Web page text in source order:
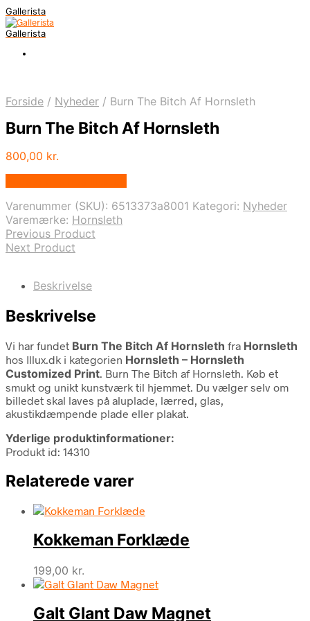
Gallerista
Gallerista
Forside / Nyheder / Burn The Bitch Af Hornsleth
Burn The Bitch Af Hornsleth
800,00 kr.
Varenummer (SKU): 6513373a8001 Kategori: Nyheder
Varemærke: Hornsleth
Previous Product
Next Product
Beskrivelse
Beskrivelse
Vi har fundet Burn The Bitch Af Hornsleth fra Hornsleth
hos Illux.dk i kategorien Hornsleth – Hornsleth
Customized Print. Burn The Bitch af Hornsleth. Køb et
smukt og unikt kunstværk til hjemmet. Du vælger selv om
billedet skal laves på aluplade, lærred, glas,
akustikdæmpende plade eller plakat.
Yderlige produktinformationer:
Produkt id: 14310
Relaterede varer
Kokkeman Forklæde
199,00 kr.
Galt Glant Daw Magnet